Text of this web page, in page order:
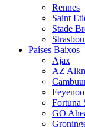
Rennes
Saint
Stade
Países Baixos
Ajax
AZ
Fortuna
GO